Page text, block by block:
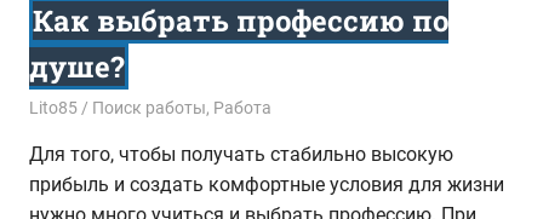
Как выбрать профессию по
душе?
02.09.2017
Lito85 Поиск работы, Работа
Для того, чтобы получать стабильно высокую
прибыль и создать комфортные условия для жизни
нужно много учиться и выбрать профессию. При